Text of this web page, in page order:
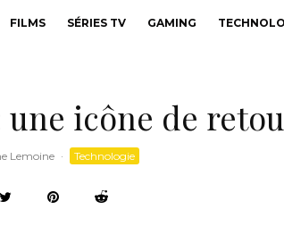
FILMS SÉRIES TV GAMING
icône de
Lemoine · Technologie